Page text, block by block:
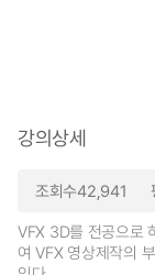
강의상세
조회수42,941
VFX 3D를 전공으로
여 VFX 영상제작의